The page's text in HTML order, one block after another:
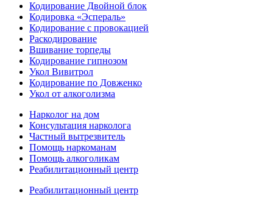
Кодирование Двойной блок
Кодировка «Эспераль»
Кодирование с провокацией
Раскодирование
Вшивание торпеды
Кодирование гипнозом
Укол Вивитрол
Кодирование по Довженко
Укол от алкоголизма
Нарколог на дом
Консультация нарколога
Частный вытрезвитель
Помощь наркоманам
Помощь алкоголикам
Реабилитационный центр
Реабилитационный центр